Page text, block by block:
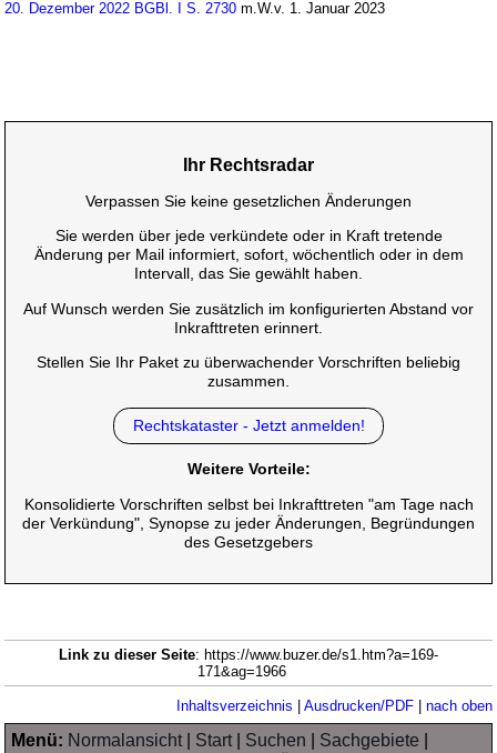
20. Dezember 2022 BGBl. I S. 2730 m.W.v. 1. Januar 2023
Ihr Rechtsradar
Verpassen Sie keine gesetzlichen Änderungen
Sie werden über jede verkündete oder in Kraft tretende
Änderung per Mail informiert, sofort, wöchentlich oder in dem
Intervall, das Sie gewählt haben.
Auf Wunsch werden Sie zusätzlich im konfigurierten Abstand vor
Inkrafttreten erinnert.
Stellen Sie Ihr Paket zu überwachender Vorschriften beliebig
zusammen.
Rechtskataster - Jetzt anmelden!
Weitere Vorteile:
Konsolidierte Vorschriften selbst bei Inkrafttreten "am Tage nach
der Verkündung", Synopse zu jeder Änderungen, Begründungen
des Gesetzgebers
Link zu dieser Seite: https://www.buzer.de/s1.htm?a=169-
171&ag=1966
Inhaltsverzeichnis Ausdrucken/PDF| nach oben
Menü: Normalansicht| Start| Suchen Sachgebiete